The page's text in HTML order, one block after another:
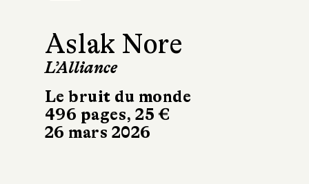
Aslak Nore
L’Alliance
Le bruit du monde
496 pages, 25 €
26 mars 2026